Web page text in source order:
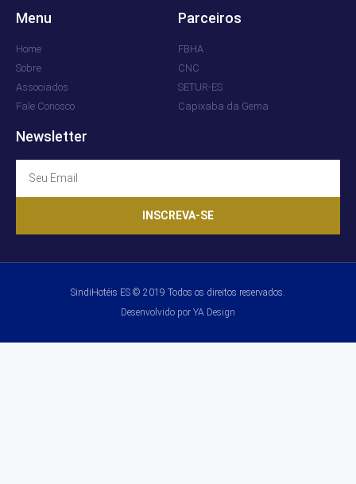
Menu
Home
Sobre
Associados
Fale Conosco
Parceiros
FBHA
CNC
SETUR-ES
Capixaba da Gema
Newsletter
INSCREVA-SE
SindiHotéis ES © 2019 Todos os direitos reservados.
Desenvolvido por YA Design